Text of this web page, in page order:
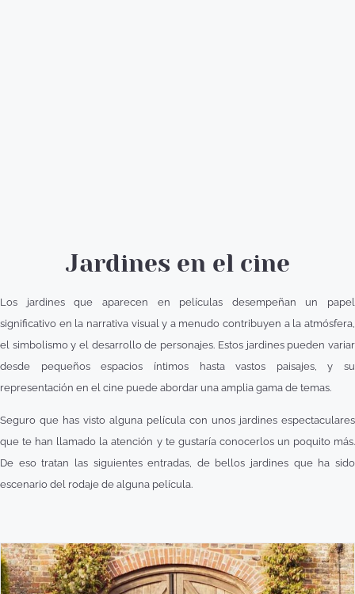
Jardines en el cine
Los jardines que aparecen en películas desempeñan un papel
significativo en la narrativa visual y a menudo contribuyen a la atmósfera,
el simbolismo y el desarrollo de personajes. Estos jardines pueden variar
desde pequeños espacios íntimos hasta vastos paisajes, y su
representación en el cine puede abordar una amplia gama de temas.
Seguro que has visto alguna película con unos jardines espectaculares
que te han llamado la atención y te gustaría conocerlos un poquito más.
De eso tratan las siguientes entradas, de bellos jardines que ha sido
escenario del rodaje de alguna película.